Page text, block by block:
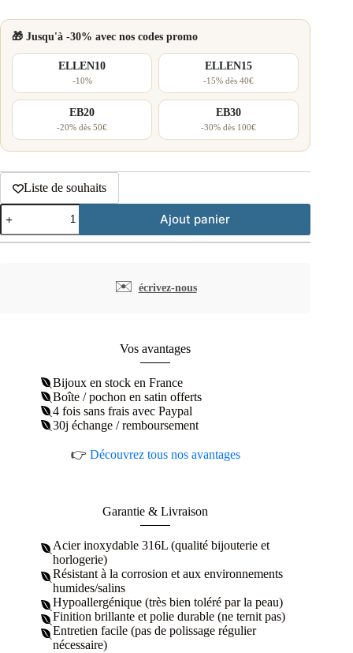
🎁 Jusqu'à -30% avec nos codes promo
ELLEN10
-10%
ELLEN15
-15% dès 40€
EB20
-20% dès 50€
EB30
-30% dès 100€
Liste de souhaits
quantité
de
Clous
Ajout panier
✉️ écrivez-nous
Vos avantages
Bijoux en stock en France
Boîte / pochon en satin offerts
4 fois sans frais avec Paypal
30j échange / remboursement
👉 Découvrez tous nos avantages
Garantie & Livraison
Acier inoxydable 316L (qualité bijouterie et
horlogerie)
Résistant à la corrosion et aux environnements
humides/salins
Hypoallergénique (très bien toléré par la peau)
Finition brillante et polie durable (ne ternit pas)
Entretien facile (pas de polissage régulier
nécessaire)